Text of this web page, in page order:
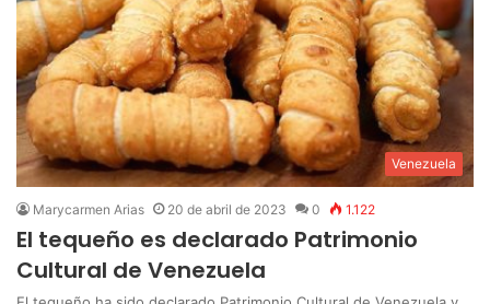
Venezuela
Marycarmen Arias 20 de abril de 2023 0 1.122
El tequeño es declarado Patrimonio
Cultural de Venezuela